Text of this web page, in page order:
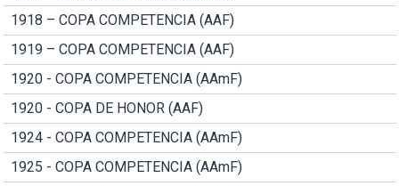
1918 – COPA COMPETENCIA (AAF)
1919 – COPA COMPETENCIA (AAF)
1920 - COPA COMPETENCIA (AAmF)
1920 - COPA DE HONOR (AAF)
1924 - COPA COMPETENCIA (AAmF)
1925 - COPA COMPETENCIA (AAmF)